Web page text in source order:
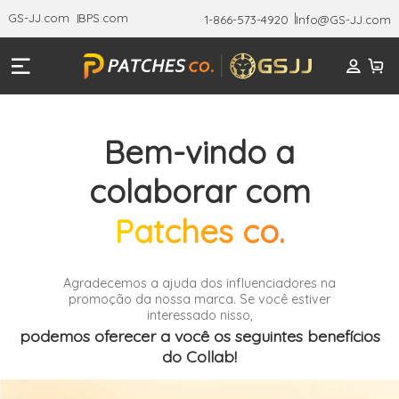
GS-JJ.com BPS.com 1-866-573-4920 Info@GS-JJ.com
Bem-vindo a
colaborar com
Agradecemos a ajuda dos influenciadores na
promoção da nossa marca. Se você estiver
interessado nisso,
podemos oferecer a você os seguintes benefícios
do Collab!
Patches co.